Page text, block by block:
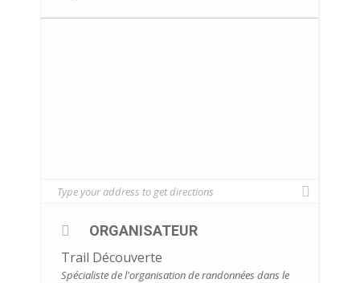
ORGANISATEUR
Trail Découverte
Spécialiste de l'organisation de randonnées dans le